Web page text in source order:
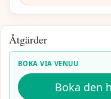
Åtgärder
BOKA VIA VENUU
Boka den